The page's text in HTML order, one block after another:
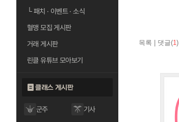
└패치 · 이벤트 · 소식
혈맹 모집 게시판
거래 게시판
린클 유튜브 모아보기
클래스 게시판
군주 기사
목록 댓글(1)